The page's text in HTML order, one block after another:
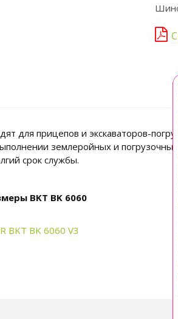
для прицепов и экскаваторов-
землеройных и
срок службы.
BKT BK 6060
BKT BK 6060 V3